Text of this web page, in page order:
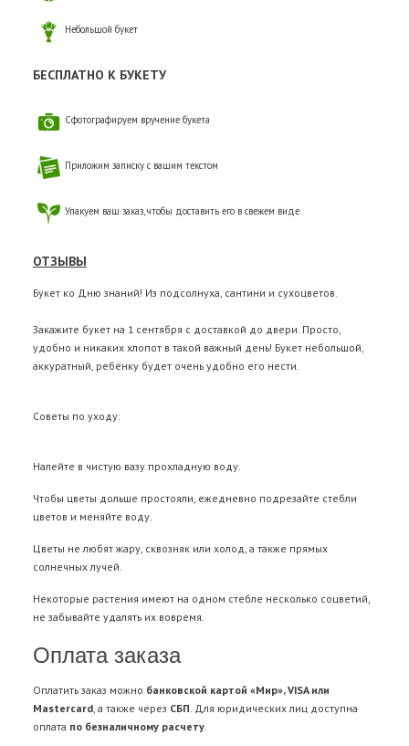
Небольшой букет
БЕСПЛАТНО К БУКЕТУ
Сфотографируем вручение букета
Приложим записку с вашим текстом
Упакуем ваш заказ, чтобы доставить его в свежем виде
ОТЗЫВЫ
Букет ко Дню знаний! Из подсолнуха, сантини и сухоцветов.
Закажите букет на 1 сентября с доставкой до двери. Просто,
удобно и никаких хлопот в такой важный день! Букет небольшой,
аккуратный, ребёнку будет очень удобно его нести.
Советы по уходу:
Налейте в чистую вазу прохладную воду.
Чтобы цветы дольше простояли, ежедневно подрезайте стебли
цветов и меняйте воду.
Цветы не любят жару, сквозняк или холод, а также прямых
солнечных лучей.
Некоторые растения имеют на одном стебле несколько соцветий,
не забывайте удалять их вовремя.
Оплата заказа
Оплатить заказ можно банковской картой «Мир», VISA или
Mastercard, а также через СБП. Для юридических лиц доступна
оплата по безналичному расчету.